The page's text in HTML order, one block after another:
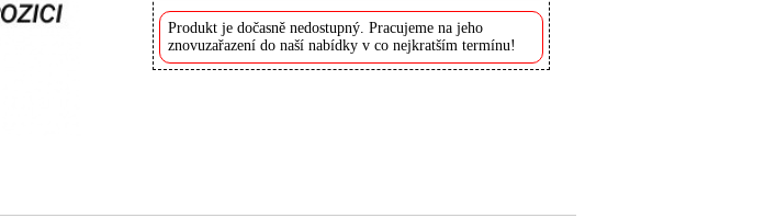
Produkt je dočasně nedostupný. Pracujeme na jeho
znovuzařazení do naší nabídky v co nejkratším termínu!